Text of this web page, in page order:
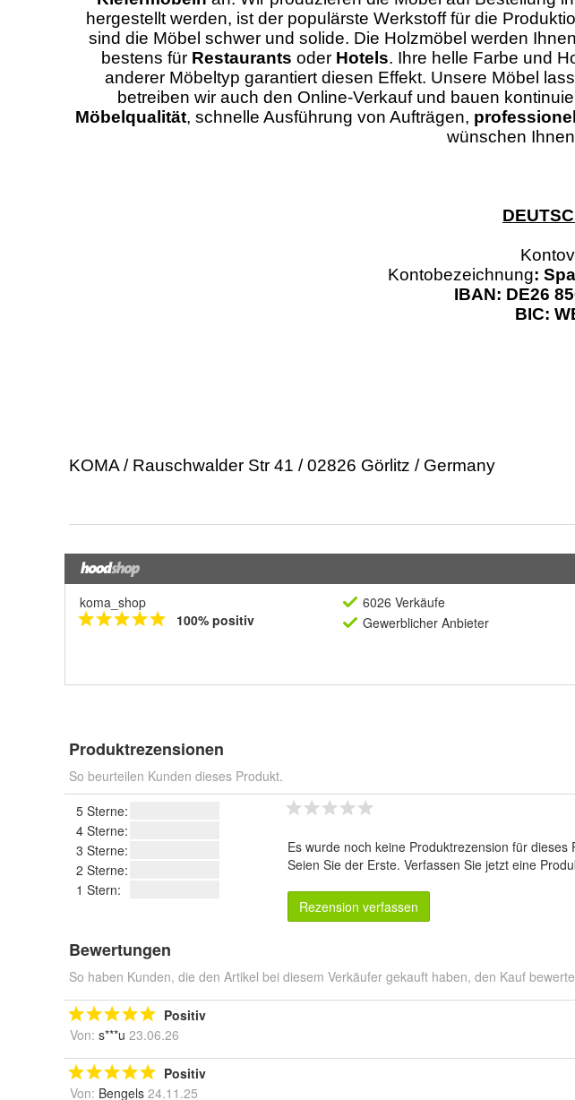
koma_shop
100% positiv
6026 Verkäufe
Gewerblicher Anbieter
Produktrezensionen
So beurteilen Kunden dieses Produkt.
5 Sterne:
4 Sterne:
3 Sterne:
2 Sterne:
1 Stern:
Es wurde noch keine Produktrezension für dieses
Seien Sie der Erste. Verfassen Sie jetzt eine
Rezension verfassen
Bewertungen
So haben Kunden, die den Artikel bei diesem Verkäufer gekauft haben, den Kauf
Positiv
Von: s***u 23.06.26
Positiv
Von: Bengels 24.11.25